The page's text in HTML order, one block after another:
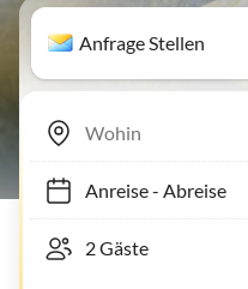
Anfrage Stellen
Anreise- Abreise